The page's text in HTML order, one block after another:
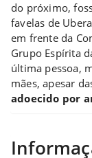
do próximo,
favelas de
em frente da
Grupo Espírita
última pessoa,
mães, apesar
adoecido por